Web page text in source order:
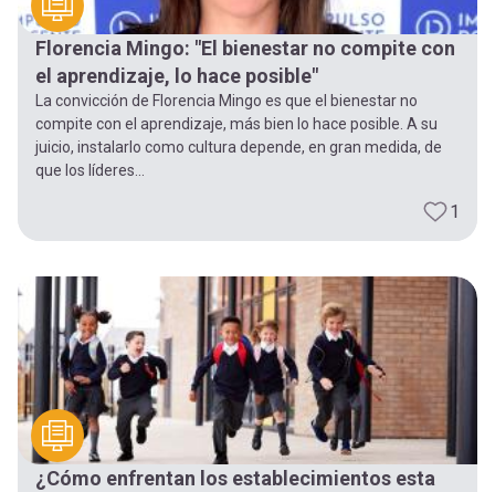
Florencia Mingo: "El bienestar no compite con
el aprendizaje, lo hace posible"
La convicción de Florencia Mingo es que el bienestar no
compite con el aprendizaje, más bien lo hace posible. A su
juicio, instalarlo como cultura depende, en gran medida, de
que los líderes...
1
¿Cómo enfrentan los establecimientos esta